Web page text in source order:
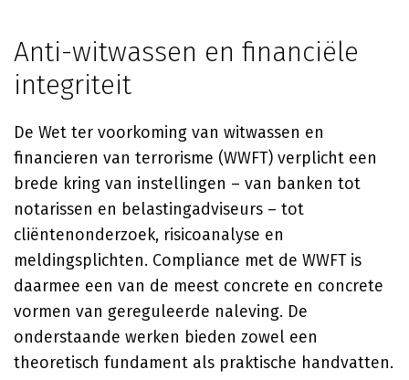
Anti-witwassen en financiële
integriteit
De Wet ter voorkoming van witwassen en
financieren van terrorisme (WWFT) verplicht een
brede kring van instellingen – van banken tot
notarissen en belastingadviseurs – tot
cliëntenonderzoek, risicoanalyse en
meldingsplichten. Compliance met de WWFT is
daarmee een van de meest concrete en concrete
vormen van gereguleerde naleving. De
onderstaande werken bieden zowel een
theoretisch fundament als praktische handvatten.